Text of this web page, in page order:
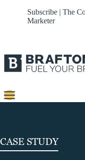
Subscribe | The
Marketer
Platforms
CASE STUDY